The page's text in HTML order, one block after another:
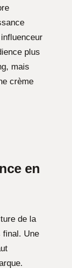
plus
mais
crème
en
de la
final. Une